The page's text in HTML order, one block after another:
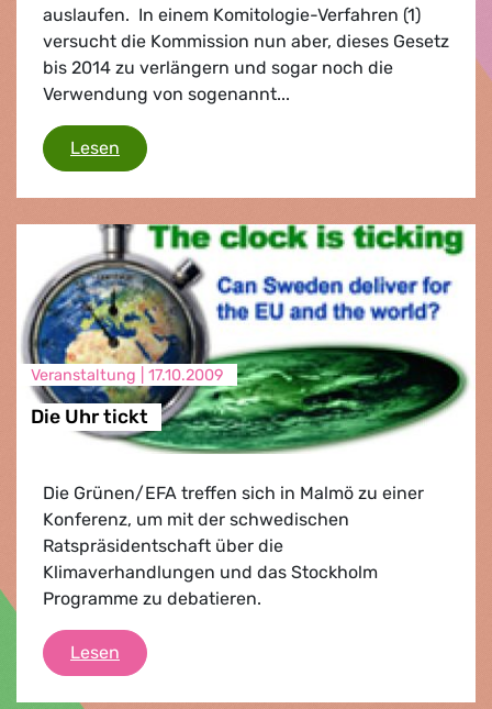
auslaufen. In einem Komitologie-Verfahren (1)
versucht die Kommission nun aber, dieses Gesetz
bis 2014 zu verlängern und sogar noch die
Verwendung von sogenannt...
Lesen Sicherheit im Flugverkehr
Veranstaltung | 17.10.2009
Die Uhr tickt
Die Grünen/EFA treffen sich in Malmö zu einer
Konferenz, um mit der schwedischen
Ratspräsidentschaft über die
Klimaverhandlungen und das Stockholm
Programme zu debatieren.
Lesen Die Uhr tickt